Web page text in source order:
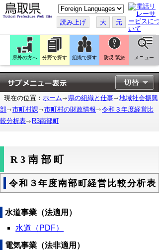
こ
の
ペ
ー
ジ
翻
訳
す
る
読み上げ 大 元
県外の方へ 分野で探す 組織で探す 防災 緊急 メニュー
現在の位置： ホーム 県の組織と仕事
地域社会振興
部
市町村課 市町村の財政情報
令和３年度経営比
較分析表
R3南部町
R3南部町
令和３年度南部町経営比較分析表
水道事業（法適用）
水道（PDF）
電気事業（法非適用）